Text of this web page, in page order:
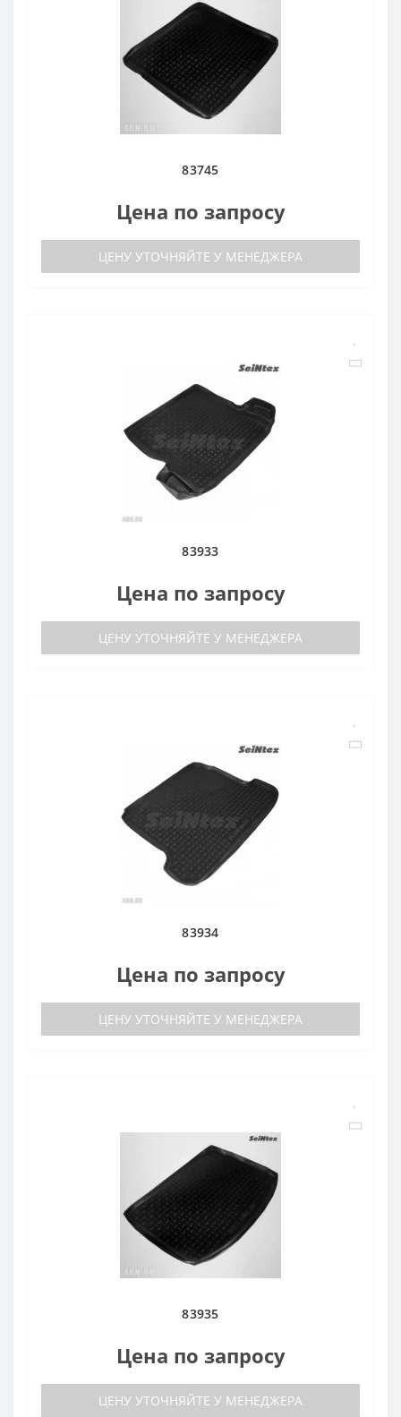
83745
Цена по запросу
ЦЕНУ УТОЧНЯЙТЕ У МЕНЕДЖЕРА
83933
Цена по запросу
ЦЕНУ УТОЧНЯЙТЕ У МЕНЕДЖЕРА
83934
Цена по запросу
ЦЕНУ УТОЧНЯЙТЕ У МЕНЕДЖЕРА
83935
Цена по запросу
ЦЕНУ УТОЧНЯЙТЕ У МЕНЕДЖЕРА